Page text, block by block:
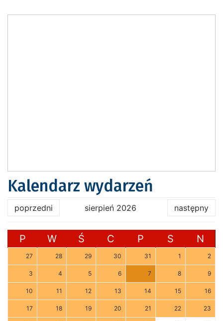
Kalendarz wydarzeń
poprzedni sierpień 2026 następny
P W Ś C P S N
27 28 29 30 31 1 2
3 4 5 6 7 8 9
10 11 12 13 14 15 16
17 18 19 20 21 22 23